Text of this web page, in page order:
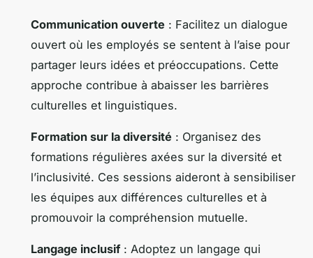
Communication ouverte : Facilitez un dialogue
ouvert où les employés se sentent à l’aise pour
partager leurs idées et préoccupations. Cette
approche contribue à abaisser les barrières
culturelles et linguistiques.
Formation sur la diversité : Organisez des
formations régulières axées sur la diversité et
l’inclusivité. Ces sessions aideront à sensibiliser
les équipes aux différences culturelles et à
promouvoir la compréhension mutuelle.
Langage inclusif: Adoptez un langage qui